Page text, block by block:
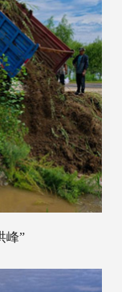
峰”